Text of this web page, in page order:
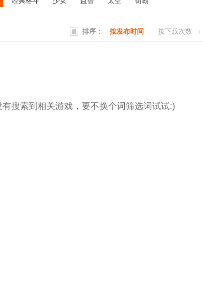
排序： 按发布时间 按下载次数
搜索到相关游戏，要不换个词筛选词试试:)